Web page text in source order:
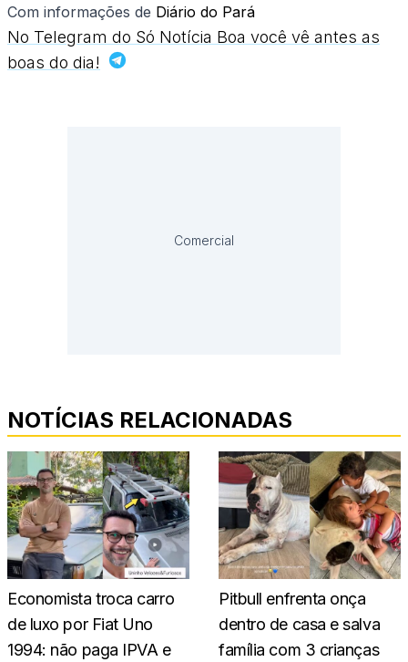
Com informações de Diário do Pará
No Telegram do Só Notícia Boa você vê antes as
boas do dia!
Comercial
NOTÍCIAS RELACIONADAS
Economista troca carro
de luxo por Fiat Uno
1994: não paga IPVA e
Pitbull enfrenta onça
dentro de casa e salva
família com 3 crianças